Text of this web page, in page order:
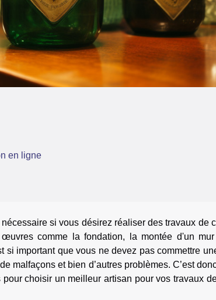
en ligne
si vous désirez réaliser des travaux de
comme la fondation, la montée d'un
important que vous ne devez pas commettre
malfaçons et bien d’autres problèmes. C’est
choisir un meilleur artisan pour vos travaux